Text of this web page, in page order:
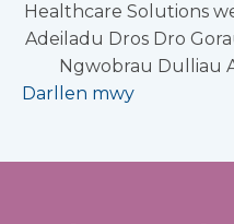
Healthcare Solutions
Adeiladu Dros Dro
Ngwobrau Dulliau
Darllen mwy